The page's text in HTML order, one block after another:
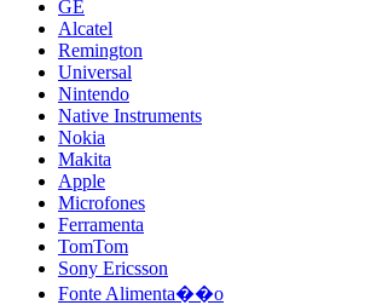
GE
Alcatel
Remington
Universal
Nintendo
Native Instruments
Nokia
Makita
Apple
Microfones
Ferramenta
TomTom
Sony Ericsson
Fonte Alimenta��o